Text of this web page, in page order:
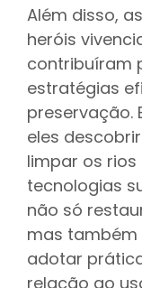
Além disso,
heróis
contribuíram
estratégias
preservação.
eles
limpar os
tecnologias
não só
mas também
adotar
relação ao